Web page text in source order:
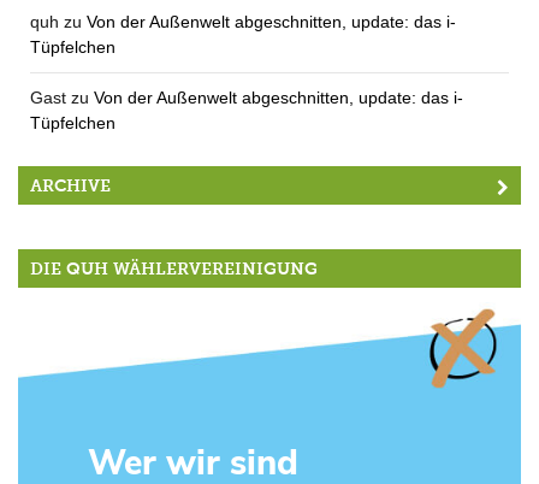
quh zu Von der Außenwelt abgeschnitten, update: das i-
Tüpfelchen
Gast zu Von der Außenwelt abgeschnitten, update: das i-
Tüpfelchen
ARCHIVE
DIE QUH WÄHLERVEREINIGUNG
Wer wir sind